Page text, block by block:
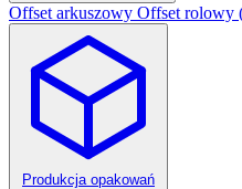
Offset arkuszowy Offset rolowy
Produkcja opakowań